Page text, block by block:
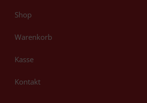
Shop
Warenkorb
Kasse
Kontakt